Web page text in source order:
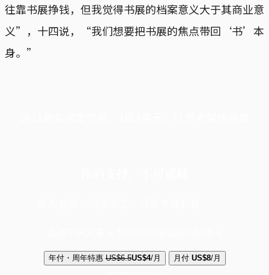
往靠书展挣钱，但我觉得书展的档案意义大于其商业意
义”，十四说，“我们想要把书展的焦点带回‘书’本
身。”
年付・周年特惠 US$6.5US$4/月 月付 US$8/月